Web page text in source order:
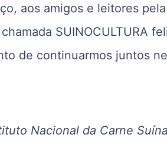
aos amigos e leitores
SUINOCULTURA
de continuarmos juntos
Nacional da Carne